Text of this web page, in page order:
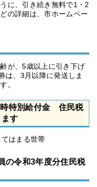
に、引き続き無料で1・2
の詳細は、市ホームペー
が、5歳以上に引き下げ
は、3月以降に発送しま
。
時特別給付金 住民税
す
はまる世帯
の令和3年度分住民税